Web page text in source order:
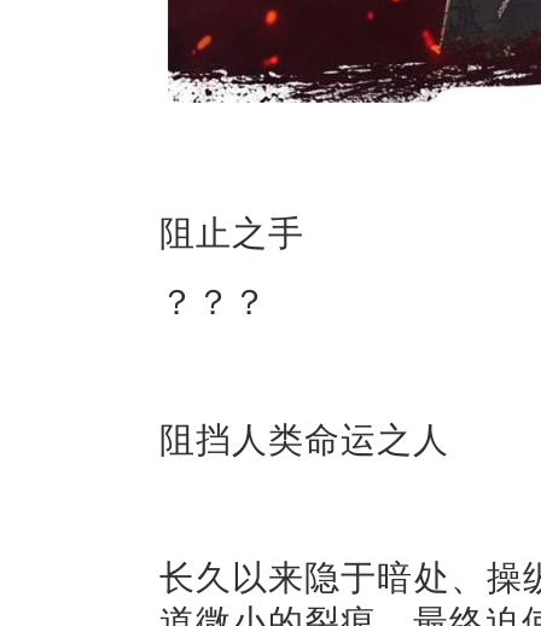
阻止之手
？？？
阻挡人类命运之人
长久以来隐于暗处、